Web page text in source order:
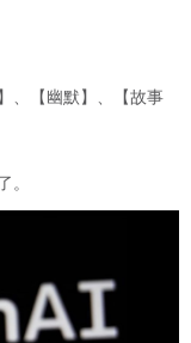
、【幽默】、【故事
。